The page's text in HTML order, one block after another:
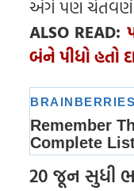
અંગે પણ
ALSO READ:
બંને પીધો હતો
20 જૂન સુધી